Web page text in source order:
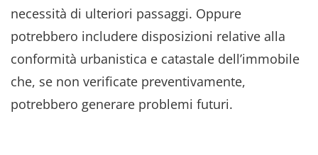
necessità di ulteriori passaggi. Oppure
potrebbero includere disposizioni relative alla
conformità urbanistica e catastale dell’immobile
che, se non verificate preventivamente,
potrebbero generare problemi futuri.